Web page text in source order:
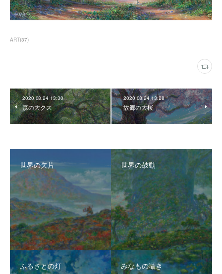
ART(37)
2020.08.24 13:30
森の大クス
2020.08.24 13:28
故郷の大桜
世界の欠片 世界の鼓動
ふるさとの灯 みなもの囁き